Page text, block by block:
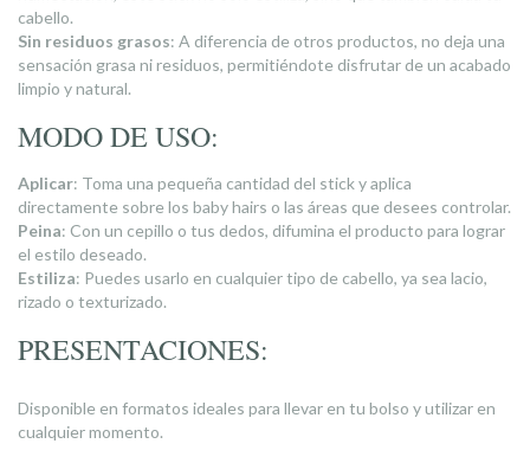
cabello.
Sin residuos grasos: A diferencia de otros productos, no deja una
sensación grasa ni residuos, permitiéndote disfrutar de un acabado
limpio y natural.
MODO DE USO:
Aplicar: Toma una pequeña cantidad del stick y aplica
directamente sobre los baby hairs o las áreas que desees controlar.
Peina: Con un cepillo o tus dedos, difumina el producto para lograr
el estilo deseado.
Estiliza: Puedes usarlo en cualquier tipo de cabello, ya sea lacio,
rizado o texturizado.
PRESENTACIONES:
Disponible en formatos ideales para llevar en tu bolso y utilizar en
cualquier momento.